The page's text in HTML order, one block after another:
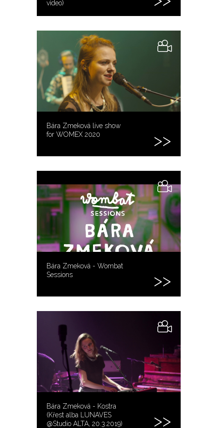
video)
Bára Zmeková live show
for WOMEX 2020
Bára Zmeková - Wombat
Sessions
Bára Zmeková - Kostra
(Křest alba LUNAVES
@Studio ALTA, 20.3.2019)